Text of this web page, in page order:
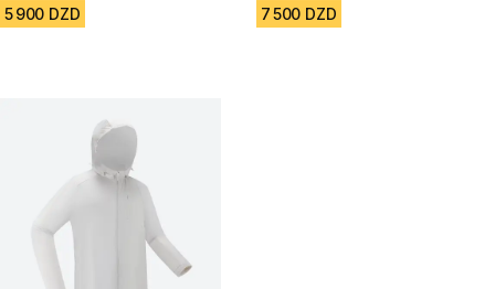
5 900 DZD 7 500 DZD